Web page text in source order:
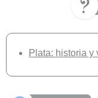
Plata: historia y